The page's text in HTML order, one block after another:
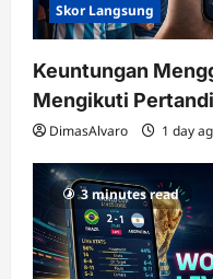
Skor Langsung
Keuntungan
Mengikuti
DimasAlvaro 1 day
3 minutes read